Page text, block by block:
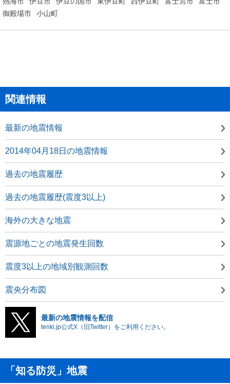
御殿場市
小山町
関連情報
最新の地震情報
2014年04月18日の地震情報
過去の地震履歴
過去の地震履歴(震度3以上)
海外の大きな地震
震源地ごとの地震発生回数
震度3以上の地域別観測回数
震央分布図
最新の地震情報を配信
tenki.jp公式X（旧Twitter）をご利用ください。
「知る防災」地震